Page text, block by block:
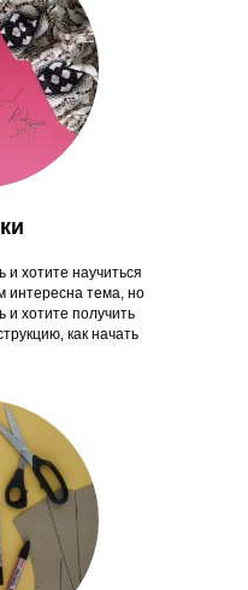
хотите научиться
интересна тема, но
и хотите получить
как начать